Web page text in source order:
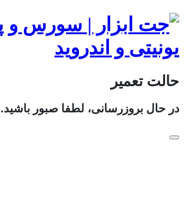
حالت تعمیر
در حال بروزرسانی، لطفا صبور باشید.